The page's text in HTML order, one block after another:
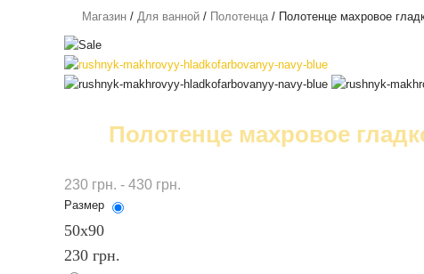
Магазин/ Для ванной/ Полотенца/ Полотенце махровое
Полотенце махровое
230 грн. - 430 грн.
Размер
50х90
230 грн.